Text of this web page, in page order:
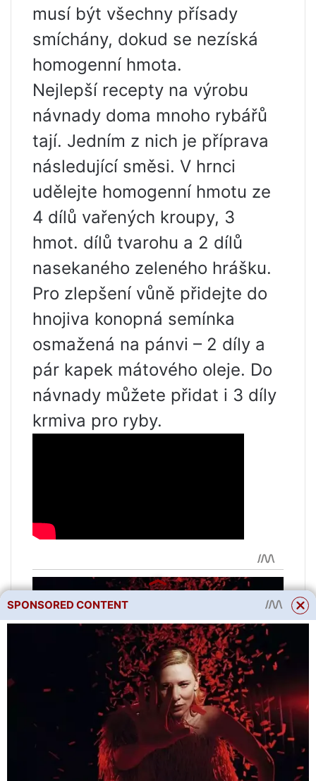
musí být všechny přísady
smíchány, dokud se nezíská
homogenní hmota.
Nejlepší recepty na výrobu
návnady doma mnoho rybářů
tají. Jedním z nich je příprava
následující směsi. V hrnci
udělejte homogenní hmotu ze
4 dílů vařených kroupy, 3
hmot. dílů tvarohu a 2 dílů
nasekaného zeleného hrášku.
Pro zlepšení vůně přidejte do
hnojiva konopná semínka
osmažená na pánvi – 2 díly a
pár kapek mátového oleje. Do
návnady můžete přidat i 3 díly
krmiva pro ryby.
SPONSORED CONTENT